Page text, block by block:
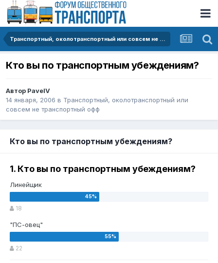
Транспортный, околотранспортный или совсем не транспортный офф
Кто вы по транспортным убеждениям?
Автор PavelV
14 января, 2006 в Транспортный, околотранспортный или
совсем не транспортный офф
Кто вы по транспортным убеждениям?
1. Кто вы по транспортным убеждениям?
Линейщик
18
"ПС-овец"
22